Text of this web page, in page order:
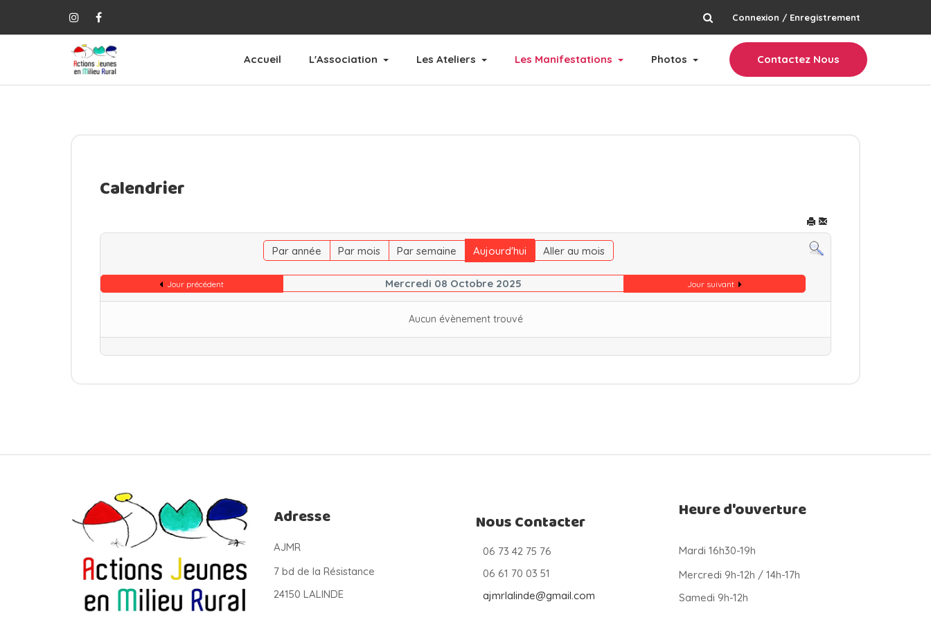
rechercher
Connexion / Enregistrement
Accueil L'Association Les Ateliers Les Manifestations Photos Contactez Nous
Calendrier
Par année Par mois Par semaine Aujourd'hui Aller au mois
Jour précédent Mercredi 08 Octobre 2025 Jour suivant
Aucun évènement trouvé
Adresse
AJMR
7 bd de la Résistance
24150 LALINDE
Nous Contacter
06 73 42 75 76
06 61 70 03 51
ajmrlalinde@gmail.com
Heure d'ouverture
Mardi 16h30-19h
Mercredi 9h-12h / 14h-17h
Samedi 9h-12h